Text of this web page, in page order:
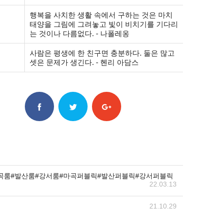
행복을 사치한 생활 속에서 구하는 것은 마치
태양을 그림에 그려놓고 빛이 비치기를 기다리
는 것이나 다름없다. - 나폴레옹
사람은 평생에 한 친구면 충분하다. 둘은 많고
셋은 문제가 생긴다. - 헨리 아담스
#발산룸#강서룸#마곡퍼블릭#발산퍼블릭#강서퍼블릭
22.03.13
21.10.29